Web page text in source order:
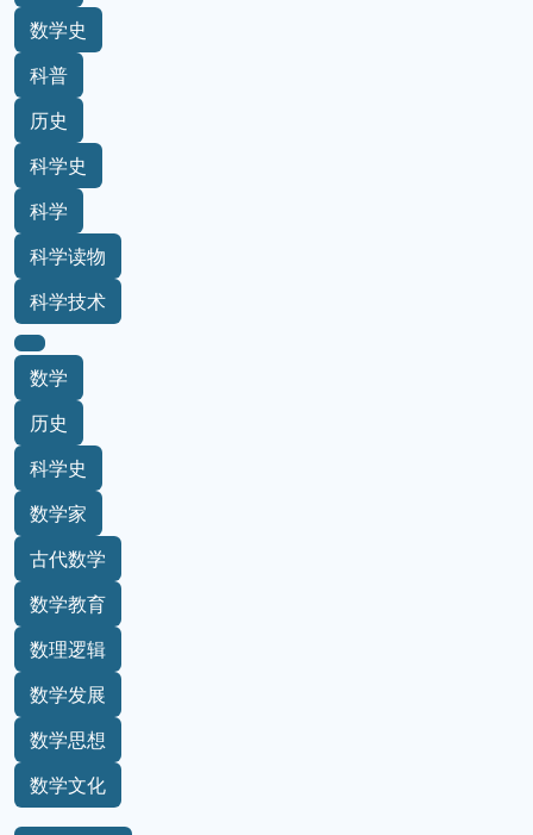
数学史
科普
历史
科学史
科学
科学读物
科学技术
数学
历史
科学史
数学家
古代数学
数学教育
数理逻辑
数学发展
数学思想
数学文化